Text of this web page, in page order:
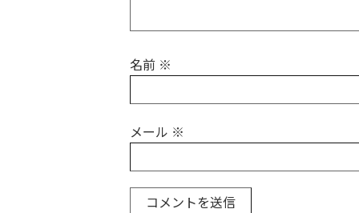
名前 ※
メール ※